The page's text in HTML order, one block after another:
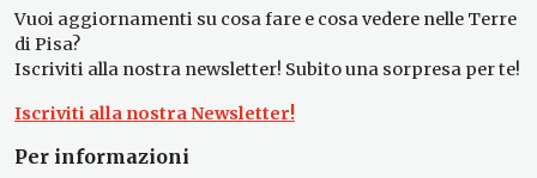
Vuoi aggiornamenti su cosa fare e cosa vedere nelle Terre
di Pisa?
Iscriviti alla nostra newsletter! Subito una sorpresa per te!
Iscriviti alla nostra Newsletter!
Per informazioni